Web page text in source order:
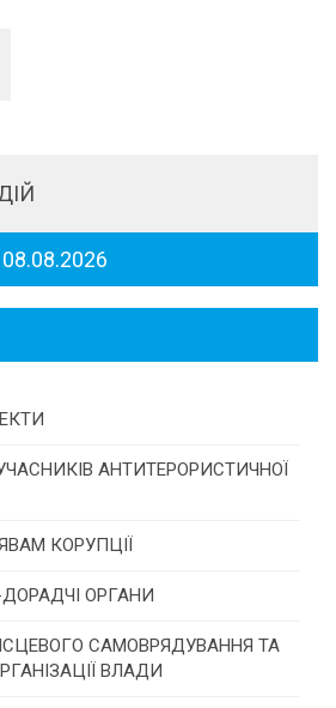
08.08.2026
програм місцевого
суспільства
МТД
АНТИТЕРОРИСТИЧНОЇ
КОРУПЦІЇ
ОРГАНИ
САМОВРЯДУВАННЯ ТА
ВЛАДИ